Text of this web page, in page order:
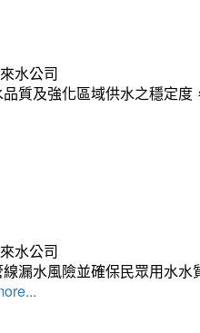
水公司
質及強化區域供水之穩定
水公司
漏水風險並確保民眾用水